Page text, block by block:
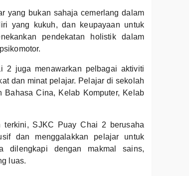
yang bukan sahaja cemerlang dalam
yang kukuh, dan keupayaan untuk
pendekatan holistik dalam
2 juga menawarkan pelbagai aktiviti
dan minat pelajar. Pelajar di sekolah
Bahasa Cina, Kelab Komputer, Kelab
terkini, SJKC Puay Chai 2 berusaha
dan menggalakkan pelajar untuk
dilengkapi dengan makmal sains,
luas.